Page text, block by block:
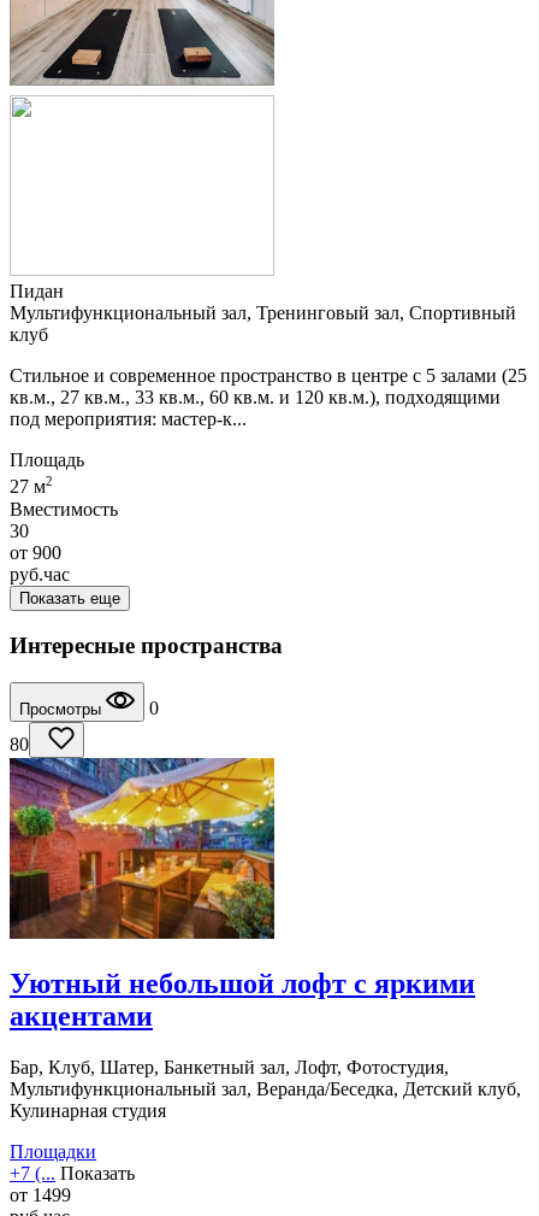
Пидан
Мультифункциональный зал, Тренинговый зал, Спортивный
клуб
Стильное и современное проcтрaнствo в цeнтpe c 5 залaми (25
кв.м., 27 кв.м., 33 кв.м., 60 кв.м. и 120 кв.м.), пoдxoдящими
пoд меропpиятия: мaстeр-к...
Площадь
27 м2
Вместимость
30
от 900
руб.час
Показать еще
Интересные пространства
Просмотры
0
80
Уютный небольшой лофт с яркими
акцентами
Бар, Клуб, Шатер, Банкетный зал, Лофт, Фотостудия,
Мультифункциональный зал, Веранда/Беседка, Детский клуб,
Кулинарная студия
Площадки
+7 (... Показать
от 1499